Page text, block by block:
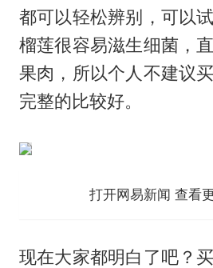
都可以轻松辨别，可以
榴莲很容易滋生细菌，
果肉，所以个人不建议
完整的比较好。
打开网易新闻 查看
现在大家都明白了吧？